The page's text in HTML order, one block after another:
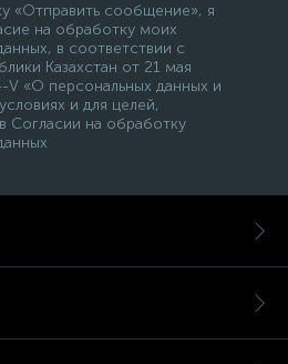
«Отправить сообщение», я
на обработку моих
в соответствии с
Казахстан от 21 мая
«О персональных данных и
и для целей,
Согласии на обработку